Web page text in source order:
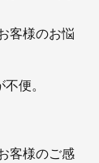
客様のお悩
便。
客様のご感